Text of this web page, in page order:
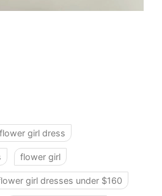
girl dress
flower girl
girl dresses under $160